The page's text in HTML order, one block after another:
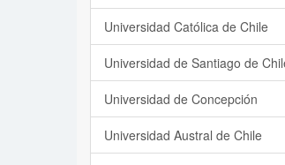
Universidad Católica de Chile
Universidad de Santiago de
Universidad de Concepción
Universidad Austral de Chile